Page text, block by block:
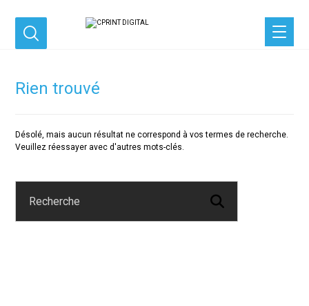
Rien trouvé
Désolé, mais aucun résultat ne correspond à vos termes de recherche.
Veuillez réessayer avec d'autres mots-clés.